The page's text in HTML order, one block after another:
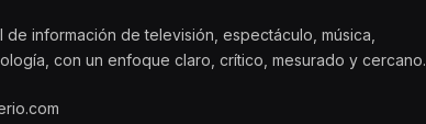
de información de televisión, espectáculo, música,
con un enfoque claro, crítico, mesurado y cercano.